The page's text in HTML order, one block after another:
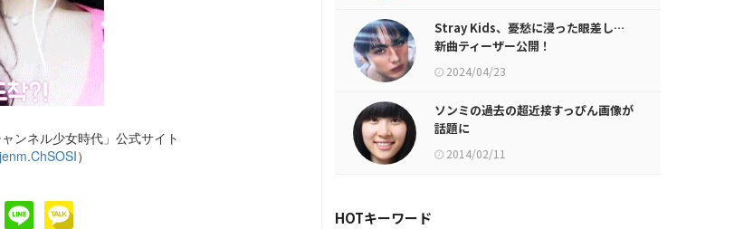
ンネル少女時代」公式サイト
）
Stray Kids、憂愁に浸った眼差し…
新曲ティーザー公開！
2024/04/23
ソンミの過去の超近接すっぴん画像が
話題に
2014/02/11
HOTキーワード